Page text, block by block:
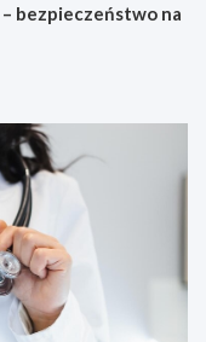
bezpieczeństwo na